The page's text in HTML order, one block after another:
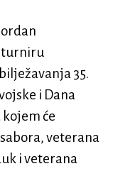
turniru
35.
i Dana
će
veterana
i veterana